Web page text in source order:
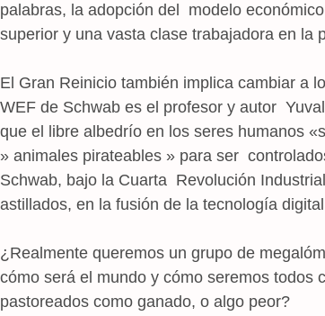
palabras, la adopción del modelo
superior y una vasta clase trabajadora en la
El Gran Reinicio también implica cambiar a
WEF de Schwab es el profesor y autor
que el libre albedrío en los seres humanos
» animales pirateables » para ser
Schwab, bajo la Cuarta Revolución
astillados, en la fusión de la tecnología
¿Realmente queremos un grupo de
cómo será el mundo y cómo seremos
pastoreados como ganado, o algo peor?